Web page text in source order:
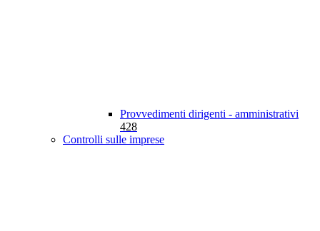
Provvedimenti dirigenti - amministrativi
428
Controlli sulle imprese